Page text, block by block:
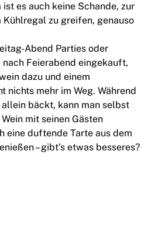
es auch keine Schande, zur
Kühlregal zu greifen, genauso
Abend Parties oder
Feierabend eingekauft,
dazu und einem
nichts mehr im Weg. Während
bäckt, kann man selbst
mit seinen Gästen
eine duftende Tarte aus dem
– gibt’s etwas besseres?